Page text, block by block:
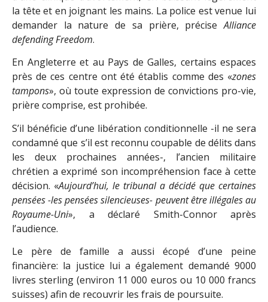
la tête et en joignant les mains. La police est venue lui
demander la nature de sa prière, préciseAlliance
defending Freedom.
En Angleterre et au Pays de Galles, certains espaces
près de ces centre ont été établis comme des «zones
tampons», où toute expression de convictions pro-vie,
prière comprise, est prohibée.
S’il bénéficie d’une libération conditionnelle -il ne sera
condamné que s’il est reconnu coupable de délits dans
les deux prochaines années-, l’ancien militaire
chrétien a exprimé son incompréhension face à cette
décision. «Aujourd’hui, le tribunal a décidé que certaines
pensées -les pensées silencieuses- peuvent être illégales au
Royaume-Uni», a déclaré Smith-Connor après
l’audience.
Le père de famille a aussi écopé d’une peine
financière: la justice lui a également demandé 9000
livres sterling (environ 11 000 euros ou 10 000 francs
suisses) afin de recouvrir les frais de poursuite.